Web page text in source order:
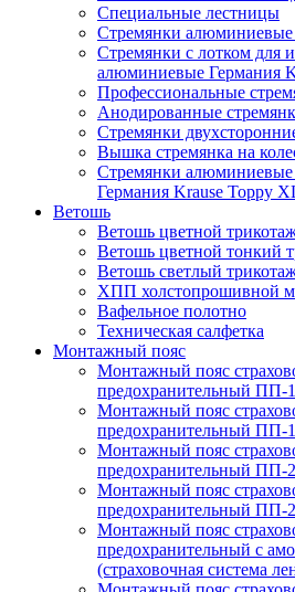
Специальные лестницы
Стремянки алюминиевые
Стремянки c лотком для
алюминиевые Германия
Профессиональные
Анодированные
Стремянки
Вышка стремянка на
Стремянки
Германия Krause Toppy
Ветошь
Ветошь цветной
Ветошь цветной тонкий
Ветошь светлый
ХПП холстопрошивной
Вафельное полотно
Техническая салфетка
Монтажный пояс
Монтажный пояс
предохранительный ПП-
Монтажный пояс
предохранительный ПП-
Монтажный пояс
предохранительный ПП-
Монтажный пояс
предохранительный ПП-
Монтажный пояс
предохранительный с
(страховочная система